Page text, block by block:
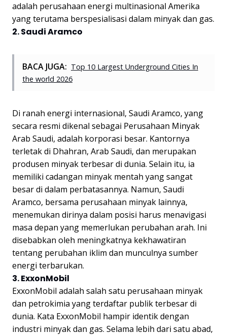
adalah perusahaan energi multinasional Amerika
yang terutama berspesialisasi dalam minyak dan gas.
2. Saudi Aramco
BACA JUGA: Top 10 Largest Underground Cities In
the world 2026
Di ranah energi internasional, Saudi Aramco, yang
secara resmi dikenal sebagai Perusahaan Minyak
Arab Saudi, adalah korporasi besar. Kantornya
terletak di Dhahran, Arab Saudi, dan merupakan
produsen minyak terbesar di dunia. Selain itu, ia
memiliki cadangan minyak mentah yang sangat
besar di dalam perbatasannya. Namun, Saudi
Aramco, bersama perusahaan minyak lainnya,
menemukan dirinya dalam posisi harus menavigasi
masa depan yang memerlukan perubahan arah. Ini
disebabkan oleh meningkatnya kekhawatiran
tentang perubahan iklim dan munculnya sumber
energi terbarukan.
3. ExxonMobil
ExxonMobil adalah salah satu perusahaan minyak
dan petrokimia yang terdaftar publik terbesar di
dunia. Kata ExxonMobil hampir identik dengan
industri minyak dan gas. Selama lebih dari satu abad,